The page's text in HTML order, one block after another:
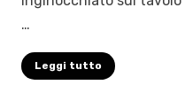
…
Leggi tutto